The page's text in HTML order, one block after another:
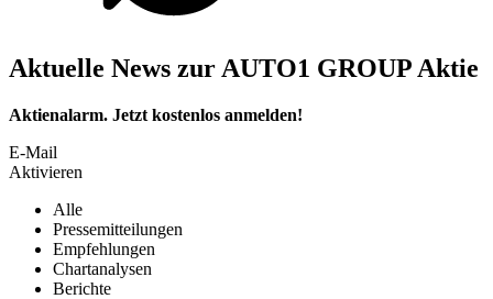
Aktuelle News zur AUTO1 GROUP Aktie
Aktienalarm. Jetzt kostenlos anmelden!
E-Mail
Aktivieren
Alle
Pressemitteilungen
Empfehlungen
Chartanalysen
Berichte